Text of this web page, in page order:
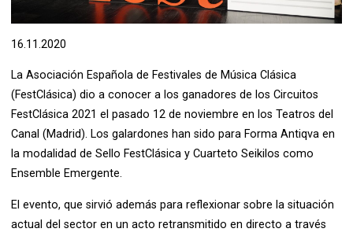
16.11.2020
La Asociación Española de Festivales de Música Clásica
(FestClásica) dio a conocer a los ganadores de los Circuitos
FestClásica 2021 el pasado 12 de noviembre en los Teatros del
Canal (Madrid). Los galardones han sido para Forma Antiqva en
la modalidad de Sello FestClásica y Cuarteto Seikilos como
Ensemble Emergente.
El evento, que sirvió además para reflexionar sobre la situación
actual del sector en un acto retransmitido en directo a través